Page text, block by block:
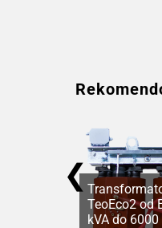
❮
TeoEco2 od
kVA do 6000